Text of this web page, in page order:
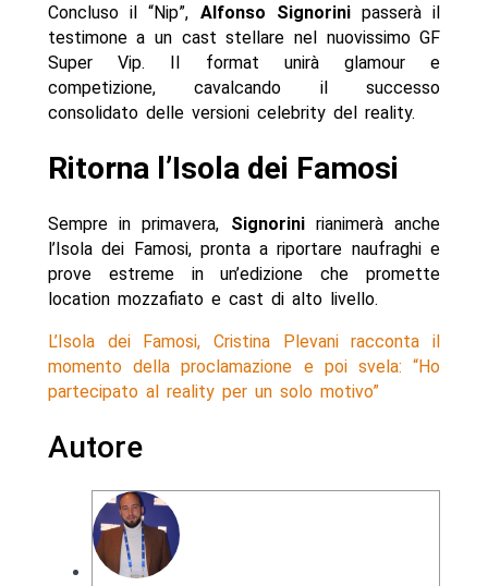
Concluso il “Nip”, Alfonso Signorinipasserà il
testimone a un cast stellare nel nuovissimo GF
Super Vip. Il format unirà glamour e
competizione, cavalcando il successo
consolidato delle versioni celebrity del reality.
Ritorna l’Isola dei Famosi
Sempre in primavera, Signorinirianimerà anche
l’Isola dei Famosi, pronta a riportare naufraghi e
prove estreme in un’edizione che promette
location mozzafiato e cast di alto livello.
L’Isola dei Famosi, Cristina Plevani racconta il
momento della proclamazione e poi svela: “Ho
partecipato al reality per un solo motivo”
Autore